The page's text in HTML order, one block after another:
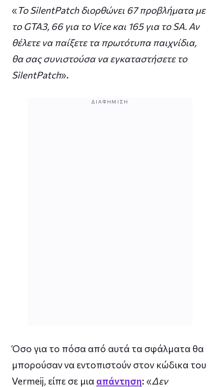
«Το SilentPatch διορθώνει 67 προβλήματα με
το GTA3, 66 για το Vice και 165 για το SA. Αν
θέλετε να παίξετε τα πρωτότυπα παιχνίδια,
θα σας συνιστούσα να εγκαταστήσετε το
SilentPatch».
ΔΙΑΦΉΜΙΣΗ
Όσο για το πόσα από αυτά τα σφάλματα θα
μπορούσαν να εντοπιστούν στον κώδικα του
Vermeij, είπε σε μια απάντηση: «Δεν